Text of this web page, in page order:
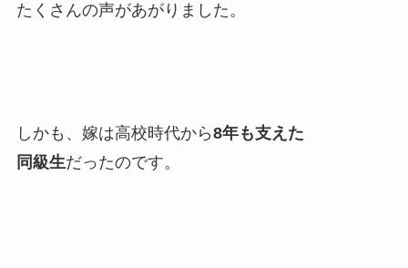
たくさんの声があがりました。
しかも、嫁は高校時代から8年も支えた
同級生だったのです。